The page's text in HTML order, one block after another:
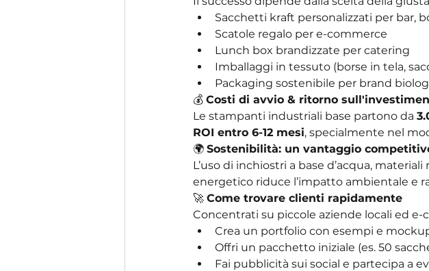
Sacchetti kraft personalizzati per bar,
Scatole regalo per e-commerce
Lunch box brandizzate per catering
Imballaggi in tessuto (borse in tela,
Packaging sostenibile per brand
💰 Costi di avvio & ritorno
Le stampanti industriali base partono da
ROI entro 6-12 mesi, specialmente nel
🌍 Sostenibilità: un vantaggio
L’uso di inchiostri a base d’acqua,
energetico riduce l’impatto ambientale e
🚀 Come trovare clienti rapidamente
Concentrati su piccole aziende locali ed e-
Crea un portfolio con esempi e
Offri un pacchetto iniziale (es. 50
Fai pubblicità sui social e partecipa a